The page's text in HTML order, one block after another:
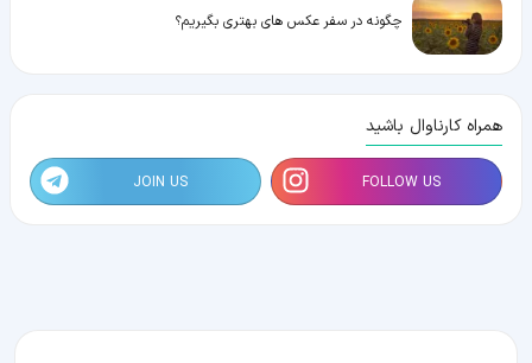
چگونه در سفر عکس های بهتری بگیریم؟
همراه کارناوال باشید
FOLLOW US
JOIN US